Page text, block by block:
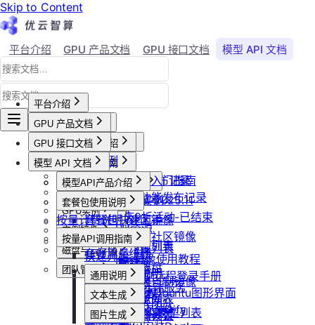
Skip to Content
平台介绍 GPU 产品文档 GPU 接口文档
模型 API 文档
Agent 社区
平台介绍
平台概述
平台介绍
加入社群
用户等级与推荐
会员等级
用户推荐
产品更新公告
GPU-新功能发布记录
模型API-新功能发布记录
活动及价格更新公告
双11夜间折扣-2025.11
2025国庆9折活动-已结束
GPU 产品文档
GPU产品介绍
功能概览
已上线卡型
可用区介绍
GPU操作指南
【新人必看】入门指南
镜像选择
创建实例
登录实例
本地数据上传
文件管理
制作私有镜像
调用公共模型库
防火墙及端口设置
GPU抢占式实例
GPU抢占式实例
发布社区镜像
如何发布社区镜像
更新已发布的社区镜像
计费与回收
计费概览
计费方式说明
到期或欠费说明
续费管理
回收规则
GPU最佳实践
Isaac系列镜像使用教程
Windows实例远程登录手册
通过VNC搭建Ubuntu图形界面
ubuntu如何安装Dify
GPU 接口文档
API接口范例
CLI&Skills
常见错误码
GPU实例
创建GPU资源
获取实例资源列表
启动实例
关闭实例
删除实例
重启实例
实例镜像
获取自制镜像列表
创建自制镜像
删除算力平台自制镜像
获取社区镜像列表
获取平台镜像列表
磁盘与云存储
创建并挂载云盘
删除云盘
卸载云盘
扩容云盘
团队管理
创建团队
邀请成员加入团队
删除团队
模型 API 文档
模型API产品介绍
模型API服务
套餐包使用说明
套餐包快速上手
套餐计费逻辑
套餐用量统计
客户端接入
OpenClaw 云端服务
按量计费说明
按量API调用指南
快速开始
通用说明
认证鉴权
错误码
文本生成
如何获取模型列表
图片生成